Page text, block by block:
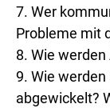
7. Wer
Probleme mit
8. Wie
9. Wie
abgewickelt?